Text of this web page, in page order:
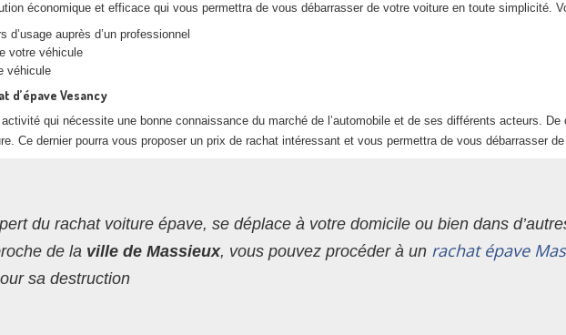
économique et efficace qui vous permettra de vous débarrasser de votre voiture en toute simplicité.
auprès d’un professionnel
votre véhicule
véhicule
d’épave Vesancy
qui nécessite une bonne connaissance du marché de l’automobile et de ses différents acteurs.
Ce dernier pourra vous proposer un prix de rachat intéressant et vous permettra de vous débarrasser
du rachat voiture épave, se déplace à votre domicile ou bien dans
de la ville de Massieux, vous pouvez procéder à un rachat épave
sa destruction